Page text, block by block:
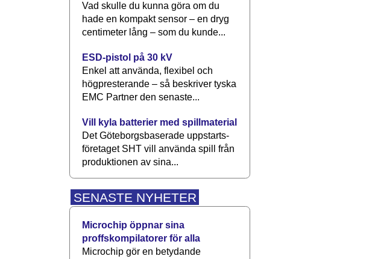
Vad skulle du kunna göra om du
hade en kompakt sensor – en dryg
centimeter lång – som du kunde...
ESD-pistol på 30 kV
Enkel att använda, flexibel och
högpresterande – så beskriver tyska
EMC Partner den senaste...
Vill kyla batterier med spillmaterial
Det Göteborgsbaserade upp­starts­
företaget SHT vill använda spill från
produktionen av sina...
SENASTE NYHETER
Microchip öppnar sina
proffskompilatorer för alla
Microchip gör en betydande